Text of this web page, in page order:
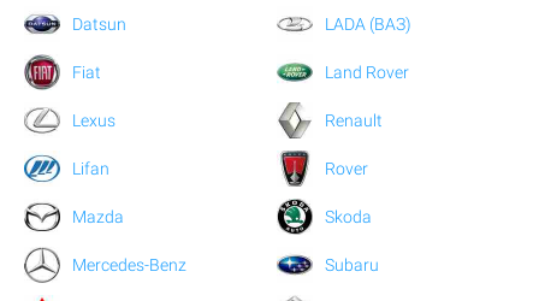
Datsun
Fiat
LADA (ВАЗ)
Land Rover
Lexus
Lifan
Mazda
Mercedes-Benz
Renault
Rover
Skoda
Subaru